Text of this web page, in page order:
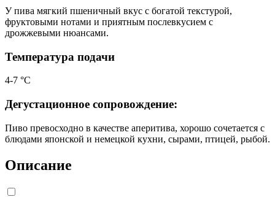
У пива мягкий пшеничный вкус с богатой текстурой,
фруктовыми нотами и приятным послевкусием с
дрожжевыми нюансами.
Температура подачи
4-7 °С
Дегустационное сопровождение:
Пиво превосходно в качестве аперитива, хорошо сочетается с
блюдами японской и немецкой кухни, сырами, птицей, рыбой.
Описание